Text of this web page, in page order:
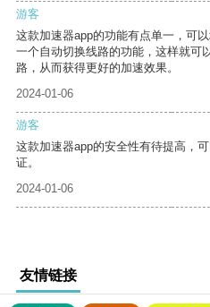
游客
这款加速器app的功能有点单一，可
一个自动切换线路的功能，这样就可
路，从而获得更好的加速效果。
2024-01-06
游客
这款加速器app的安全性有待提高，
证。
2024-01-06
友情链接